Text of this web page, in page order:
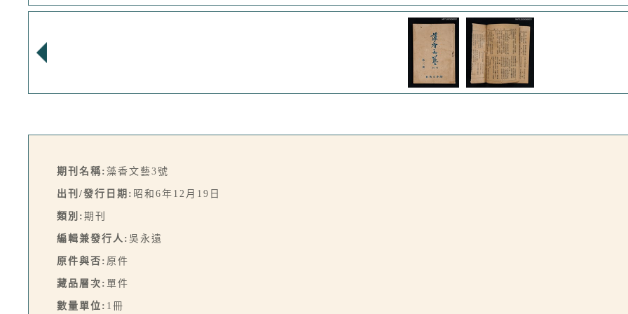
期刊名稱: 藻香文藝3號
出刊/發行日期: 昭和6年12月19日
類別: 期刊
編輯兼發行人: 吳永遠
原件與否: 原件
藏品層次: 單件
數量單位: 1冊